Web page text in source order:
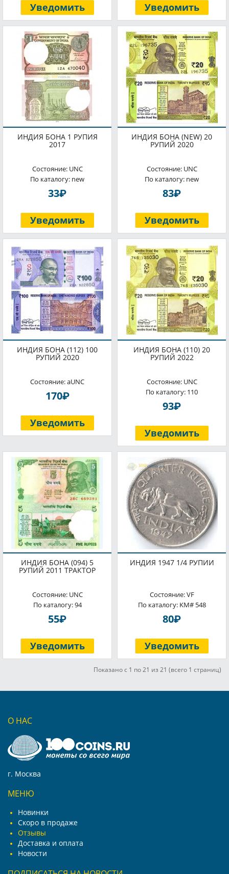
Уведомить Уведомить
ИНДИЯ БОНА 1 РУПИЯ
2017
Состояние: UNC
По каталогу: new
33P
Уведомить
ИНДИЯ БОНА (NEW) 20
РУПИЙ 2020
Состояние: UNC
По каталогу: new
83P
Уведомить
ИНДИЯ БОНА (112) 100
РУПИЙ 2020
Состояние: aUNC
170P
Уведомить
ИНДИЯ БОНА (110) 20
РУПИЙ 2022
Состояние: UNC
По каталогу: 110
93P
Уведомить
ИНДИЯ БОНА (094) 5
РУПИЙ 2011 ТРАКТОР
Состояние: UNC
По каталогу: 94
55P
Уведомить
ИНДИЯ 1947 1/4 РУПИИ
Состояние: VF
По каталогу: KM# 548
80P
Уведомить
Показано с 1 по 21 из 21 (всего 1 страниц)
О НАС
г. Москва
МЕНЮ
Новинки
Скоро в продаже
Отзывы
Доставка и оплата
Новости